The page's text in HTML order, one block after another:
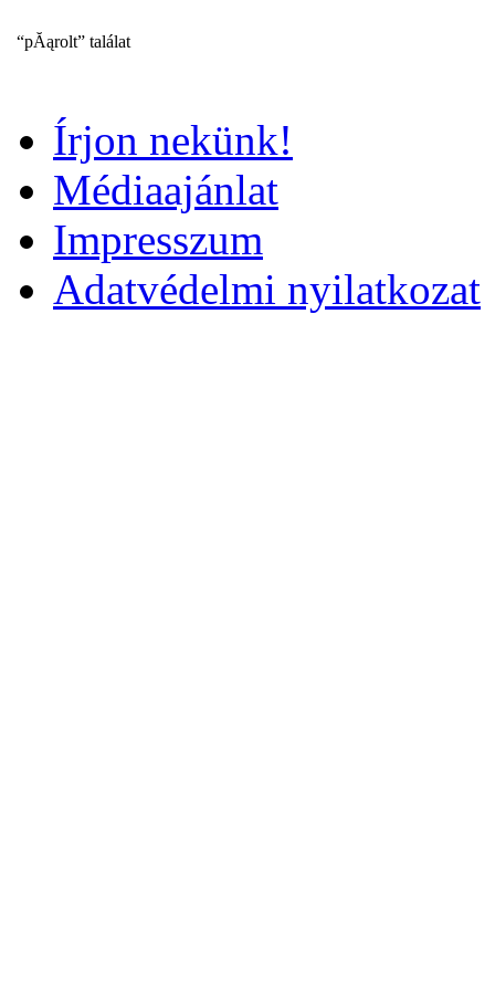
“pĂąrolt” találat
Írjon nekünk!
Médiaajánlat
Impresszum
Adatvédelmi nyilatkozat